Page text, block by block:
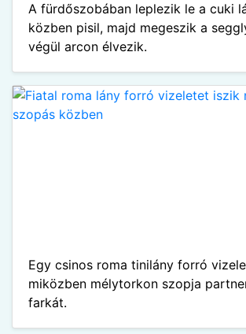
A fürdőszobában leplezik le a cuki
közben pisil, majd megeszik a
végül arcon élvezik.
Egy csinos roma tinilány forró
miközben mélytorkon szopja
farkát.